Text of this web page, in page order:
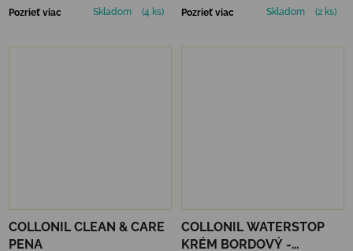
Pozrieť viac Skladom (4 ks) Pozrieť viac Skladom (2 ks)
COLLONIL CLEAN & CARE
PENA
COLLONIL WATERSTOP
KRÉM BORDOVÝ -